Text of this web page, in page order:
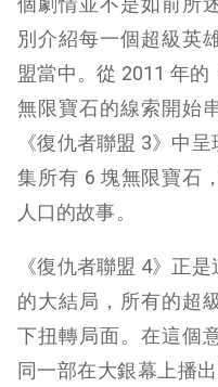
別介紹每一個超級英
盟當中。從 2011 年
無限寶石的線索開始
《復仇者聯盟 3》中
集所有 6 塊無限寶石
人口的故事。
《復仇者聯盟 4》正
的大結局，所有的超
下扭轉局面。在這個
同一部在大銀幕上播